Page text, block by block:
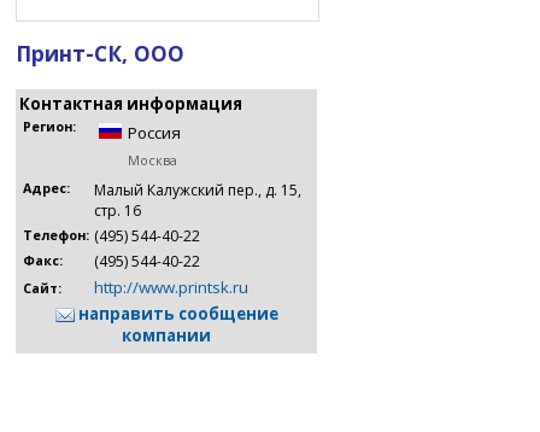
Принт-СК, ООО
Контактная информация
Регион: Россия
Москва
Адрес:
Малый Калужский пер., д. 15,
стр. 16
Телефон: (495) 544-40-22
Факс: (495) 544-40-22
Сайт:
http://www.printsk.ru
направить сообщение
компании